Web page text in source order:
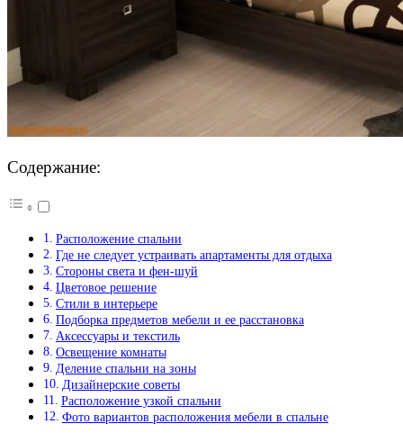
Содержание:
Расположение спальни
Где не следует устраивать апартаменты для отдыха
Стороны света и фен-шуй
Цветовое решение
Стили в интерьере
Подборка предметов мебели и ее расстановка
Аксессуары и текстиль
Освещение комнаты
Деление спальни на зоны
Дизайнерские советы
Расположение узкой спальни
Фото вариантов расположения мебели в спальне